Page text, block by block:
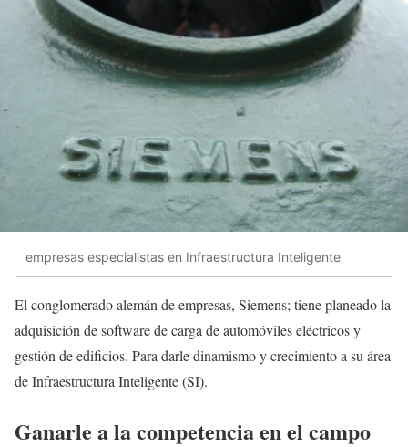
empresas especialistas en Infraestructura Inteligente
El conglomerado alemán de empresas, Siemens; tiene planeado la
adquisición de software de carga de automóviles eléctricos y
gestión de edificios. Para darle dinamismo y crecimiento a su área
de Infraestructura Inteligente (SI).
Ganarle a la competencia en el campo